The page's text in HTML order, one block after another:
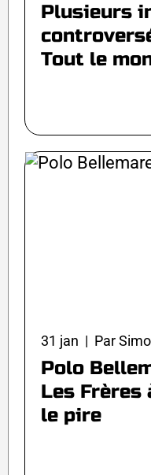
Plusieurs
Tout le
31 jan | Par
Polo
Les Frères
le pire